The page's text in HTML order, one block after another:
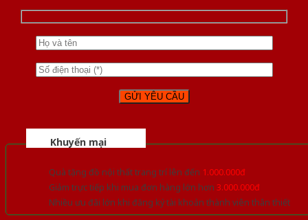
Khuyến mại
Quà tặng đồ nội thất trang trí lên đến 1.000.000đ
Giảm trực tiếp khi mua đơn hàng lớn hơn 3.000.000đ
Nhiều ưu đãi lớn khi đăng ký tài khoản thành viên thân thiết